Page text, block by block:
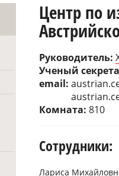
Центр по
Руководитель:
Ученый
email:
Комната:810
Сотрудники:
Лариса